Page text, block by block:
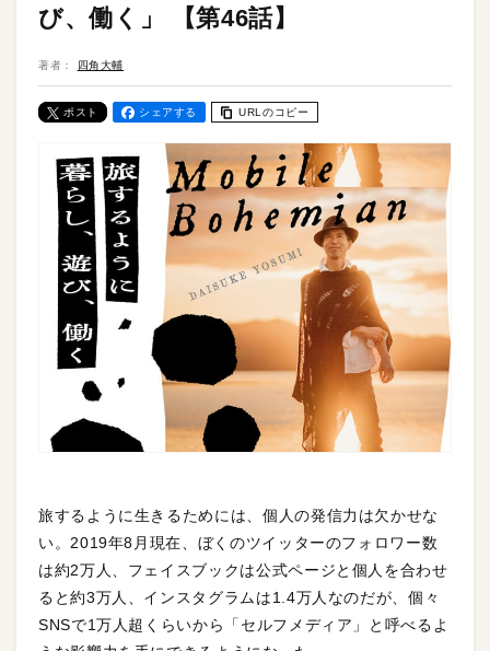
び、働く」 【第46話】
著者： 四角大輔
ポスト シェアする URLのコピー
旅するように生きるためには、個人の発信力は欠かせな
い。2019年8月現在、ぼくのツイッターのフォロワー数
は約2万人、フェイスブックは公式ページと個人を合わせ
ると約3万人、インスタグラムは1.4万人なのだが、個々
SNSで1万人超くらいから「セルフメディア」と呼べるよ